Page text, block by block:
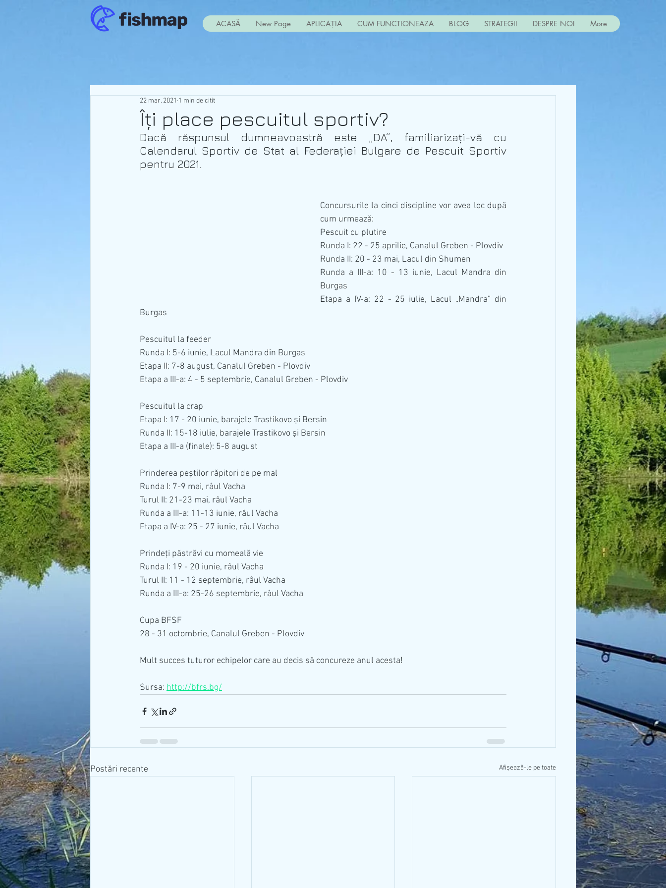
ACASĂ New Page APLICAȚIA CUM FUNCTIONEAZA BLOG STRATEGII DESPRE NOI More
Îți place pescuitul sportiv?
22 mar. 2021 1 min de citit
Dacă răspunsul dumneavoastră este „DA”, familiarizați-vă cu
Calendarul Sportiv de Stat al Federației Bulgare de Pescuit Sportiv
pentru 2021.
Concursurile la cinci discipline vor avea loc după
cum urmează:
Pescuit cu plutire
Runda I: 22 - 25 aprilie, Canalul Greben - Plovdiv
Runda II: 20 - 23 mai, Lacul din Shumen
Runda a III-a: 10 - 13 iunie, Lacul Mandra din
Burgas
Etapa a IV-a: 22 - 25 iulie, Lacul „Mandra” din
Burgas
Pescuitul la feeder
Runda I: 5-6 iunie, Lacul Mandra din Burgas
Etapa II: 7-8 august, Canalul Greben - Plovdiv
Etapa a III-a: 4 - 5 septembrie, Canalul Greben - Plovdiv
Pescuitul la crap
Etapa I: 17 - 20 iunie, barajele Trastikovo și Bersin
Runda II: 15-18 iulie, barajele Trastikovo și Bersin
Etapa a III-a (finale): 5-8 august
Prinderea peștilor răpitori de pe mal
Runda I: 7-9 mai, râul Vacha
Turul II: 21-23 mai, râul Vacha
Runda a III-a: 11-13 iunie, râul Vacha
Etapa a IV-a: 25 - 27 iunie, râul Vacha
Prindeți păstrăvi cu momeală vie
Runda I: 19 - 20 iunie, râul Vacha
Turul II: 11 - 12 septembrie, râul Vacha
Runda a III-a: 25-26 septembrie, râul Vacha
Cupa BFSF
28 - 31 octombrie, Canalul Greben - Plovdiv
Mult succes tuturor echipelor care au decis să concureze anul acesta!
Sursa: http://bfrs.bg/
Postări recente Afișează-le pe toate